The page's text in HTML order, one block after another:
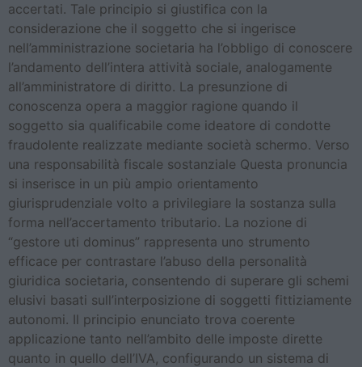
accertati. Tale principio si giustifica con la
considerazione che il soggetto che si ingerisce
nell’amministrazione societaria ha l’obbligo di conoscere
l’andamento dell’intera attività sociale, analogamente
all’amministratore di diritto. La presunzione di
conoscenza opera a maggior ragione quando il
soggetto sia qualificabile come ideatore di condotte
fraudolente realizzate mediante società schermo. Verso
una responsabilità fiscale sostanziale Questa pronuncia
si inserisce in un più ampio orientamento
giurisprudenziale volto a privilegiare la sostanza sulla
forma nell’accertamento tributario. La nozione di
“gestore uti dominus” rappresenta uno strumento
efficace per contrastare l’abuso della personalità
giuridica societaria, consentendo di superare gli schemi
elusivi basati sull’interposizione di soggetti fittiziamente
autonomi. Il principio enunciato trova coerente
applicazione tanto nell’ambito delle imposte dirette
quanto in quello dell’IVA, configurando un sistema di